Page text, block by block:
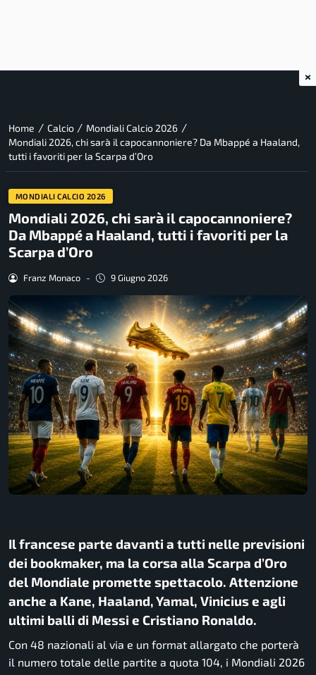
Home / Calcio / Mondiali Calcio 2026 /
Mondiali 2026, chi sarà il capocannoniere? Da Mbappé a Haaland,
tutti i favoriti per la Scarpa d’Oro
MONDIALI CALCIO 2026
Mondiali 2026, chi sarà il capocannoniere?
Da Mbappé a Haaland, tutti i favoriti per la
Scarpa d’Oro
Franz Monaco - 9 Giugno 2026
Il francese parte davanti a tutti nelle previsioni
dei bookmaker, ma la corsa alla Scarpa d’Oro
del Mondiale promette spettacolo. Attenzione
anche a Kane, Haaland, Yamal, Vinicius e agli
ultimi balli di Messi e Cristiano Ronaldo.
Con 48 nazionali al via e un format allargato che porterà
il numero totale delle partite a quota 104, i Mondiali 2026
×